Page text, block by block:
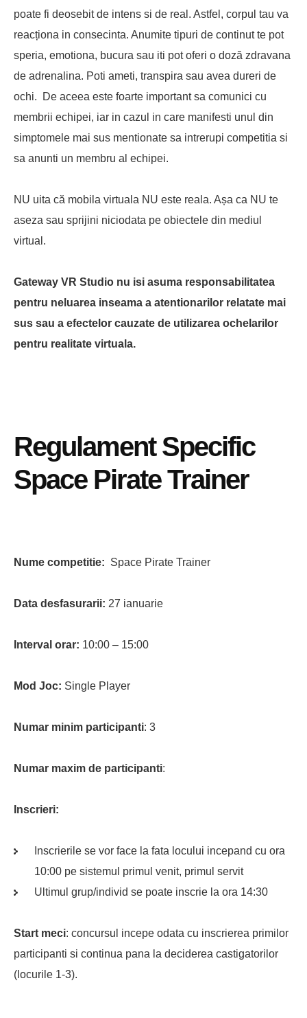
poate fi deosebit de intens si de real. Astfel, corpul tau va
reacționa in consecinta. Anumite tipuri de continut te pot
speria, emotiona, bucura sau iti pot oferi o doză zdravana
de adrenalina. Poti ameti, transpira sau avea dureri de
ochi. De aceea este foarte important sa comunici cu
membrii echipei, iar in cazul in care manifesti unul din
simptomele mai sus mentionate sa intrerupi competitia si
sa anunti un membru al echipei.
NU uita că mobila virtuala NU este reala. Așa ca NU te
aseza sau sprijini niciodata pe obiectele din mediul
virtual.
Gateway VR Studio nu isi asuma responsabilitatea
pentru neluarea inseama a atentionarilor relatate mai
sus sau a efectelor cauzate de utilizarea ochelarilor
pentru realitate virtuala.
Regulament Specific
Space Pirate Trainer
Nume competitie: Space Pirate Trainer
Data desfasurarii: 27 ianuarie
Interval orar: 10:00 – 15:00
Mod Joc: Single Player
Numar minim participanti: 3
Numar maxim de participanti:
Inscrieri:
Inscrierile se vor face la fata locului incepand cu ora
10:00 pe sistemul primul venit, primul servit
Ultimul grup/individ se poate inscrie la ora 14:30
Start meci: concursul incepe odata cu inscrierea primilor
participanti si continua pana la deciderea castigatorilor
(locurile 1-3).